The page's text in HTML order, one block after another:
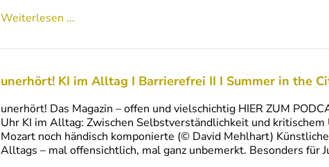
Weiterlesen ...
unerhört! KI im Alltag I Barrierefrei II I Summer in the
unerhört! Das Magazin – offen und vielschichtig HIER ZUM
Uhr KI im Alltag: Zwischen Selbstverständlichkeit und
Mozart noch händisch komponierte (© David Mehlhart)
Alltags – mal offensichtlich, mal ganz unbemerkt. Besonders für